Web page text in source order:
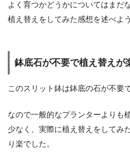
よく育つかどうかについてはまだ
植え替えをしてみた感想を述べよ
鉢底石が不要で植え替えが
このスリット鉢は鉢底の石が不要で
なので一般的なプランターよりも
少なく、実際に植え替えをしてみ
り楽でした。